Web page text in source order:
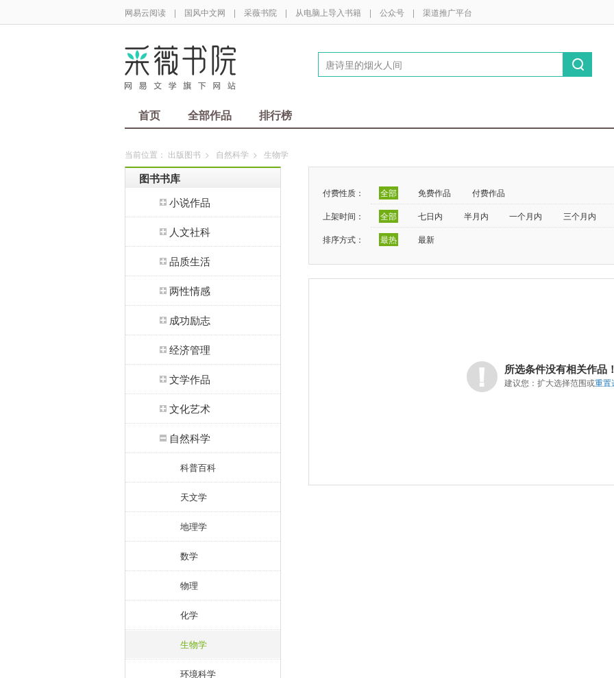
网易云阅读 | 国风中文网 | 采薇书院 | 从电脑上导入书籍 | 公众号 | 渠道推广平台
首页 全部作品 排行榜
当前位置： 出版图书 > 自然科学 > 生物学
图书书库
小说作品
人文社科
品质生活
两性情感
成功励志
经济管理
文学作品
文化艺术
自然科学
科普百科
天文学
地理学
数学
物理
化学
生物学
环境科学
付费性质： 全部 免费作品
付费作品
上架时间：
全部 七日内 半月内 一个月内
三个月内
排序方式：
最热 最新
所选条件没有相关作品！
建议您：扩大选择范围或重置